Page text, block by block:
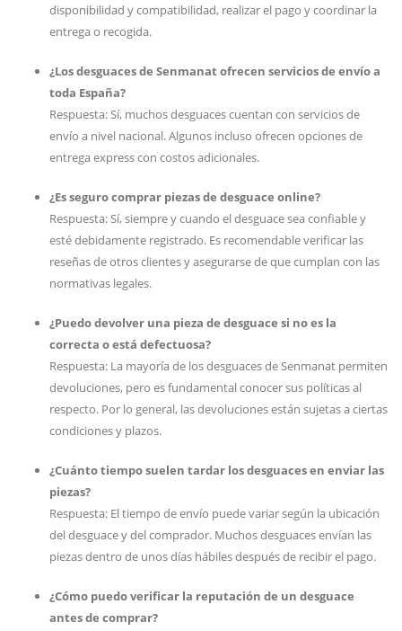
disponibilidad y compatibilidad, realizar el pago y coordinar la
entrega o recogida.
¿Los desguaces de Senmanat ofrecen servicios de envío a
toda España?
Respuesta: Sí, muchos desguaces cuentan con servicios de
envío a nivel nacional. Algunos incluso ofrecen opciones de
entrega express con costos adicionales.
¿Es seguro comprar piezas de desguace online?
Respuesta: Sí, siempre y cuando el desguace sea confiable y
esté debidamente registrado. Es recomendable verificar las
reseñas de otros clientes y asegurarse de que cumplan con las
normativas legales.
¿Puedo devolver una pieza de desguace si no es la
correcta o está defectuosa?
Respuesta: La mayoría de los desguaces de Senmanat permiten
devoluciones, pero es fundamental conocer sus políticas al
respecto. Por lo general, las devoluciones están sujetas a ciertas
condiciones y plazos.
¿Cuánto tiempo suelen tardar los desguaces en enviar las
piezas?
Respuesta: El tiempo de envío puede variar según la ubicación
del desguace y del comprador. Muchos desguaces envían las
piezas dentro de unos días hábiles después de recibir el pago.
¿Cómo puedo verificar la reputación de un desguace
antes de comprar?